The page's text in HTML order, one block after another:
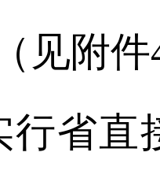
见附
行省直